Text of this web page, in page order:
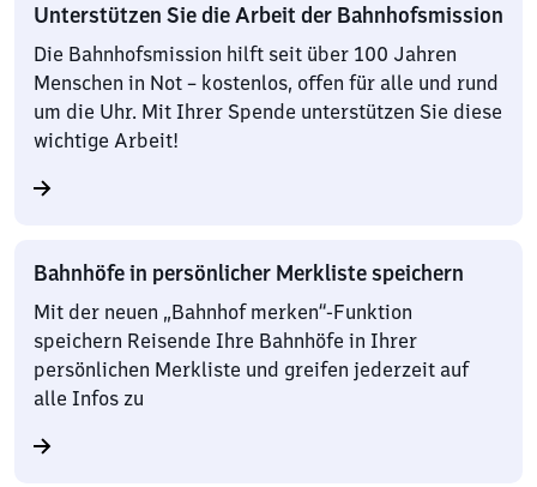
Unterstützen Sie die Arbeit der Bahnhofsmission
Die Bahnhofsmission hilft seit über 100 Jahren
Menschen in Not – kostenlos, offen für alle und rund
um die Uhr. Mit Ihrer Spende unterstützen Sie diese
wichtige Arbeit!
Bahnhöfe in persönlicher Merkliste speichern
Mit der neuen „Bahnhof merken“-Funktion
speichern Reisende Ihre Bahnhöfe in Ihrer
persönlichen Merkliste und greifen jederzeit auf
alle Infos zu